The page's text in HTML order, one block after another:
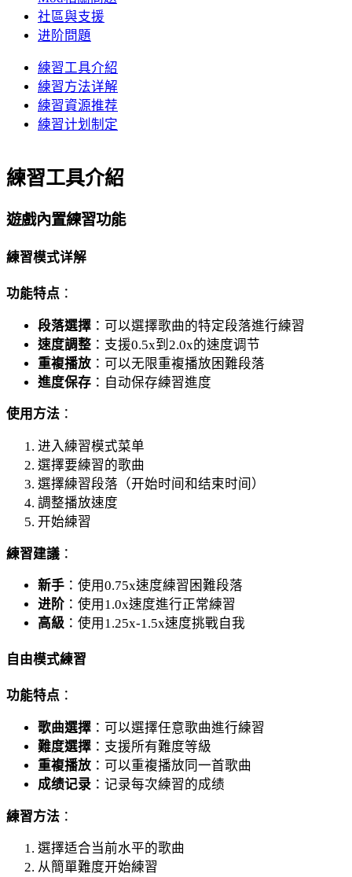
社區與支援
进阶問題
練習工具介紹
練習方法详解
練習資源推荐
練習计划制定
練習工具介紹
遊戲內置練習功能
練習模式详解
功能特点 ：
段落選擇 ：可以選擇歌曲的特定段落進行練習
速度調整 ：支援0.5x到2.0x的速度调节
重複播放 ：可以无限重複播放困難段落
進度保存 ：自动保存練習進度
使用方法 ：
进入練習模式菜单
選擇要練習的歌曲
選擇練習段落（开始时间和结束时间）
調整播放速度
开始練習
練習建議 ：
新手 ：使用0.75x速度練習困難段落
进阶 ：使用1.0x速度進行正常練習
高級 ：使用1.25x-1.5x速度挑戰自我
自由模式練習
功能特点 ：
歌曲選擇 ：可以選擇任意歌曲進行練習
難度選擇 ：支援所有難度等級
重複播放 ：可以重複播放同一首歌曲
成绩记录 ：记录每次練習的成绩
練習方法 ：
選擇适合当前水平的歌曲
从簡單難度开始練習